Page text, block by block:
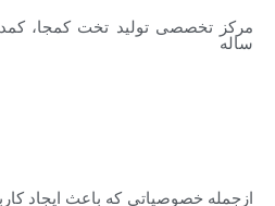
ساله
ازجمله خصوصیاتی که باعث ایجاد